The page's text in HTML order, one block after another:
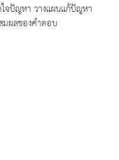
จปัญหา วางแผนแก้ปัญหา
ผลของคำตอบ